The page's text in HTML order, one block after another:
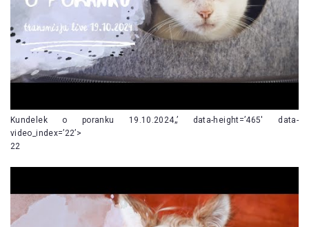
Kundelek o poranku 19.10.2024„’ data-height=’465′ data-
video_index=’22’>
22